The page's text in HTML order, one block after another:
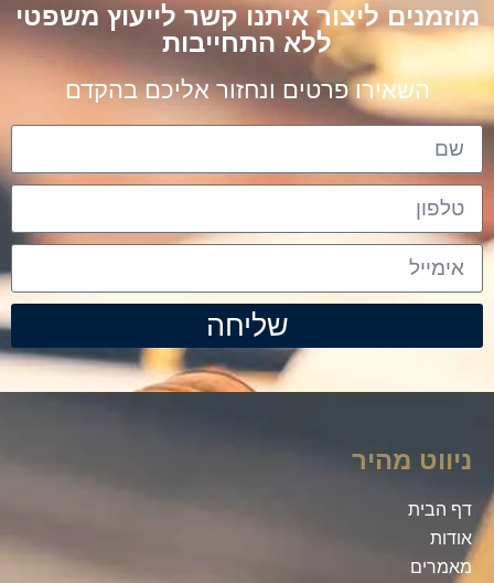
מוזמנים ליצור איתנו קשר לייעוץ משפטי
ללא התחייבות
השאירו פרטים ונחזור אליכם בהקדם
שליחה
ניווט מהיר
דף הבית
אודות
מאמרים